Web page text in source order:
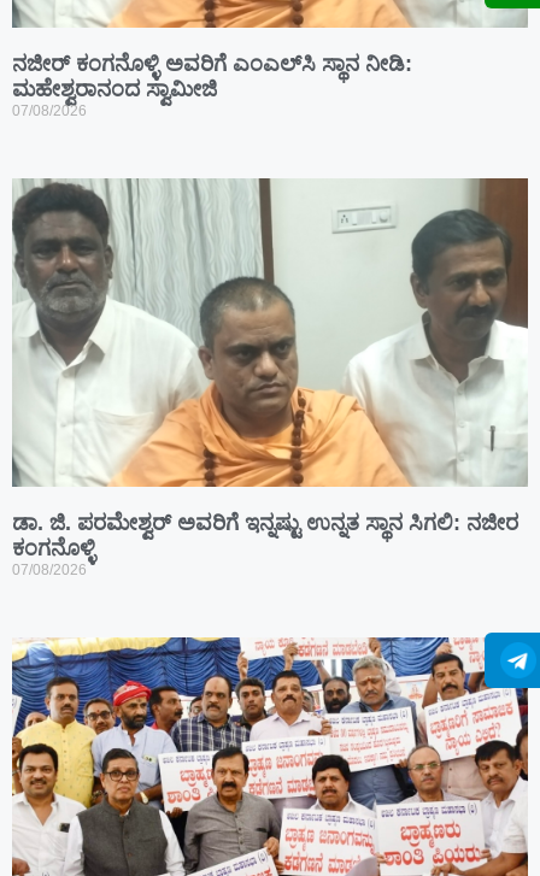
ನಜೀರ್ ಕಂಗನೊಳ್ಳಿ ಅವರಿಗೆ ಎಂಎಲ್‌ಸಿ ಸ್ಥಾನ ನೀಡಿ:
ಮಹೇಶ್ವರಾನಂದ ಸ್ವಾಮೀಜಿ
07/08/2026
ಡಾ. ಜಿ. ಪರಮೇಶ್ವರ್ ಅವರಿಗೆ ಇನ್ನಷ್ಟು ಉನ್ನತ ಸ್ಥಾನ ಸಿಗಲಿ: ನಜೀರ
ಕಂಗನೊಳ್ಳಿ
07/08/2026